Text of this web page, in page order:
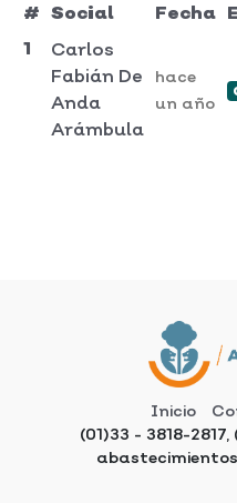
# Social
Fecha
1
Carlos
Fabián De
Anda
Arámbula
hace
un año
Inicio
(01)33 - 3818-